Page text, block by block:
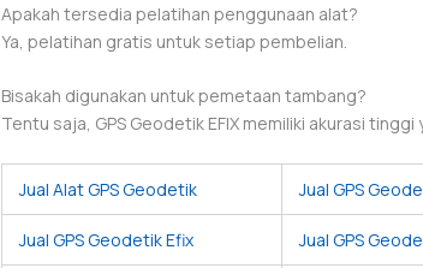
Apakah tersedia pelatihan penggunaan alat?
Ya, pelatihan gratis untuk setiap pembelian.
Bisakah digunakan untuk pemetaan tambang?
Tentu saja, GPS Geodetik EFIX memiliki akurasi
Jual Alat GPS Geodetik Jual GPS
Jual GPS Geodetik Efix Jual GPS